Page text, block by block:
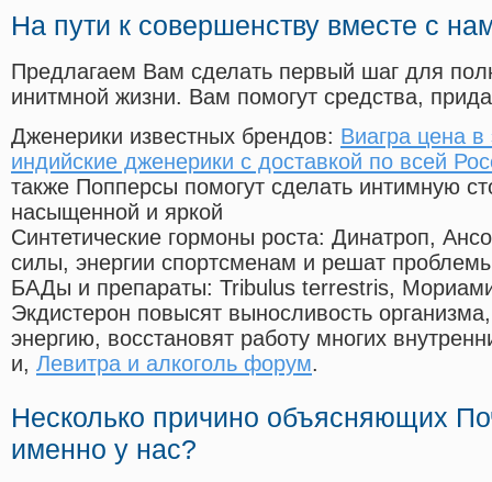
На пути к совершенству вместе с
Предлагаем Вам сделать первый шаг для
инитмной жизни. Вам помогут средства,
Дженерики известных брендов: Виагра цена
индийские дженерики с доставкой по всей
также Попперсы помогут сделать интимную
насыщенной и яркой
Синтетические гормоны роста: Динатроп,
силы, энергии спортсменам и решат
БАДы и препараты: Tribulus terrestris,
Экдистерон повысят выносливость
энергию, восстановят работу многих
и, Левитра и алкоголь форум.
Несколько причино объясняющих
именно у нас?